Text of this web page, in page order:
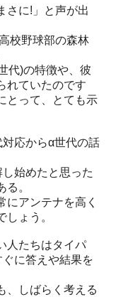
さに!」と声が出
校野球部の森林
代)の特徴や、彼
れていたのです
とって、とても示
応からα世代の話
始めたと思った
。
にアンテナを高く
しょう。
人たちはタイパ
に答えや結果を
、しばらく考える